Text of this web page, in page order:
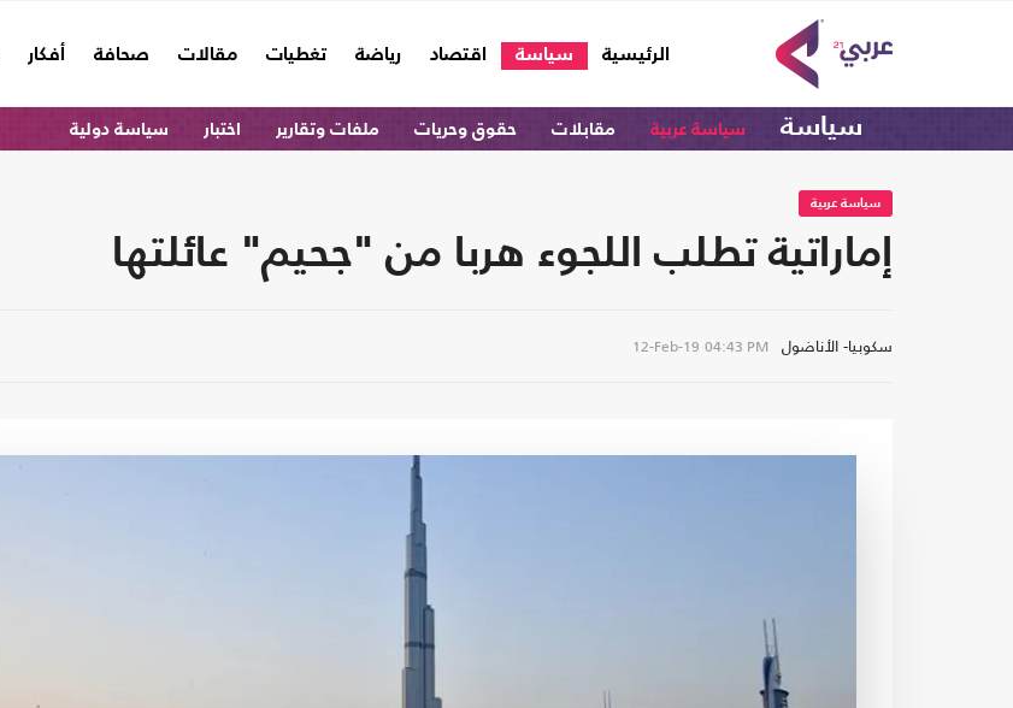
الرئيسية
(current) سياسة اقتصاد رياضة تغطيات مقالات صحافة أفكار
سياسة سياسة عربية مقابلات حقوق وحريات ملفات وتقارير اختبار سياسة دولية
سياسة عربية
إماراتية تطلب اللجوء هربا من "جحيم" عائلتها
سكوبيا- الأناضول 12-Feb-19 04:43 PM